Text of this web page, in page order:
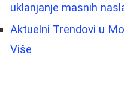
uklanjanje masnih
Aktuelni Trendovi u
Više